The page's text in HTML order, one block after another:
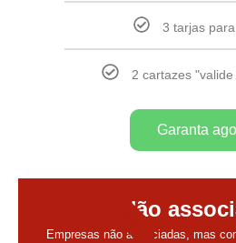
3 tarjas
2 cartazes
Garanta
POPULAR
Não
Empresas não associadas, mas